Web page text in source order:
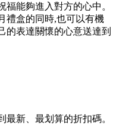
能夠進入對方的心中。
禮盒的同時,也可以有機
的表達關懷的心意送達到
新、最划算的折扣碼。